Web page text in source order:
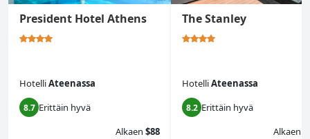
President Hotel Athens
HotelliAteenassa
8.7 Erittäin hyvä
Alkaen $88
The Stanley
HotelliAteenassa
8.2 Erittäin hyvä
Alkaen